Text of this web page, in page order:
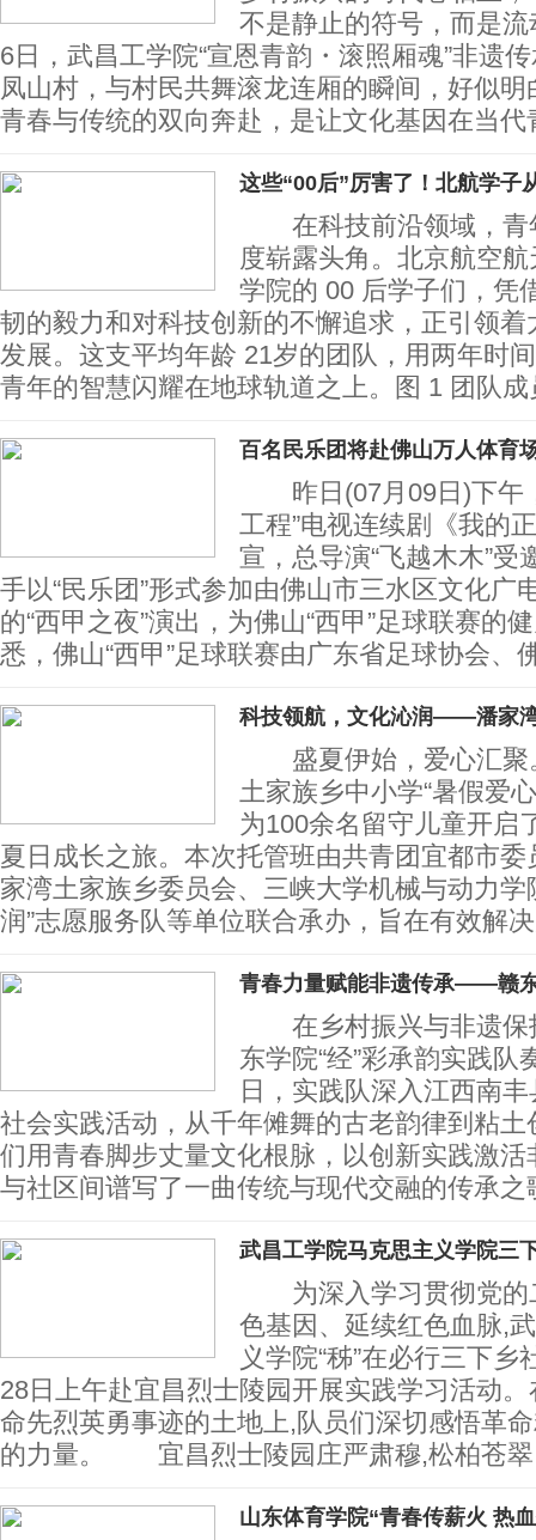
不是静止的符号，而是
6日，武昌工学院“宣恩青韵・滚照厢魂”非遗
凤山村，与村民共舞滚龙连厢的瞬间，好似
青春与传统的双向奔赴，是让文化基因在当
这些“00后”厉害了！北航学子
在科技前沿领域，青
度崭露头角。北京航空
学院的 00 后学子们，凭
韧的毅力和对科技创新的不懈追求，正引领
发展。这支平均年龄 21岁的团队，用两年时
青年的智慧闪耀在地球轨道之上。图 1 团
百名民乐团将赴佛山万人体育
昨日(07月09日)下午
工程”电视连续剧《我的
宣，总导演“飞越木木”受
手以“民乐团”形式参加由佛山市三水区文化广
的“西甲之夜”演出，为佛山“西甲”足球联赛
悉，佛山“西甲”足球联赛由广东省足球协会、
科技领航，文化沁润——潘家
盛夏伊始，爱心汇聚
土家族乡中小学“暑假爱
为100余名留守儿童开启
夏日成长之旅。本次托管班由共青团宜都市
家湾土家族乡委员会、三峡大学机械与动力学
润”志愿服务队等单位联合承办，旨在有效解
青春力量赋能非遗传承——赣
在乡村振兴与非遗保
东学院“经”彩承韵实践队
日，实践队深入江西南丰
社会实践活动，从千年傩舞的古老韵律到粘
们用青春脚步丈量文化根脉，以创新实践激
与社区间谱写了一曲传统与现代交融的传
武昌工学院马克思主义学院三
为深入学习贯彻党的
色基因、延续红色血脉,
义学院“秭”在必行三下
28日上午赴宜昌烈士陵园开展实践学习活动
命先烈英勇事迹的土地上,队员们深切感悟革
的力量。 宜昌烈士陵园庄严肃穆,松柏苍翠
山东体育学院“青春传薪火 热